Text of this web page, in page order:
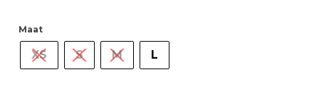
Maat
XS S M L